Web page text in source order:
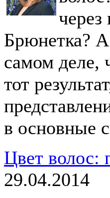
Брюнетка?
самом деле,
тот
в основные
Цвет волос:
29.04.2014